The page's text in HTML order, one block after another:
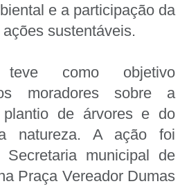
e a participação da
sustentáveis.
como objetivo
moradores sobre a
plantio de árvores e do
natureza. A ação foi
municipal de
Praça Vereador Dumas